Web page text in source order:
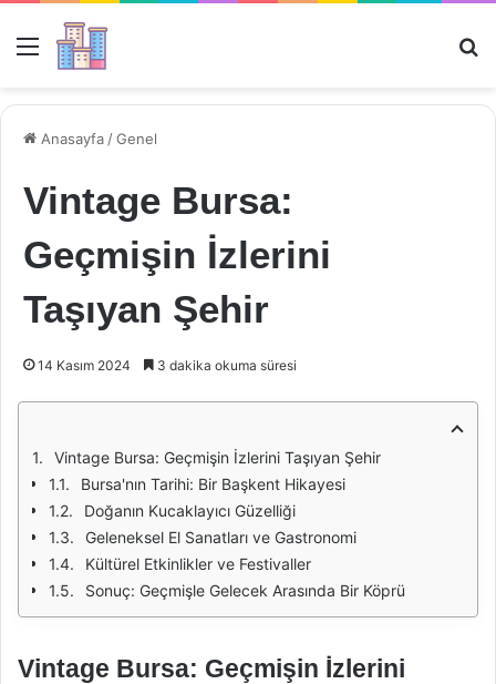
Menü
Anasayfa /Genel
Vintage Bursa:
Geçmişin İzlerini
Taşıyan Şehir
14 Kasım 2024 3 dakika okuma süresi
Vintage Bursa: Geçmişin İzlerini Taşıyan Şehir
Bursa'nın Tarihi: Bir Başkent Hikayesi
Doğanın Kucaklayıcı Güzelliği
Geleneksel El Sanatları ve Gastronomi
Kültürel Etkinlikler ve Festivaller
Sonuç: Geçmişle Gelecek Arasında Bir Köprü
Vintage Bursa: Geçmişin İzlerini